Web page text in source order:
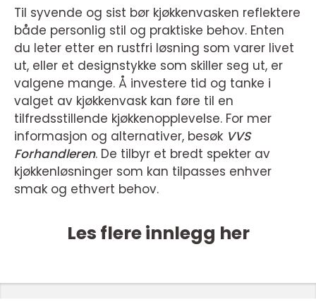
Til syvende og sist bør kjøkkenvasken reflektere
både personlig stil og praktiske behov. Enten
du leter etter en rustfri løsning som varer livet
ut, eller et designstykke som skiller seg ut, er
valgene mange. Å investere tid og tanke i
valget av kjøkkenvask kan føre til en
tilfredsstillende kjøkkenopplevelse. For mer
informasjon og alternativer, besøk VVS
Forhandleren. De tilbyr et bredt spekter av
kjøkkenløsninger som kan tilpasses enhver
smak og ethvert behov.
Les flere innlegg her